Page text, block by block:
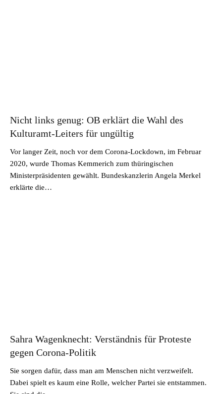
Nicht links genug: OB erklärt die Wahl des
Kulturamt-Leiters für ungültig
Vor langer Zeit, noch vor dem Corona-Lockdown, im Februar
2020, wurde Thomas Kemmerich zum thüringischen
Ministerpräsidenten gewählt. Bundeskanzlerin Angela Merkel
erklärte die…
Sahra Wagenknecht: Verständnis für Proteste
gegen Corona-Politik
Sie sorgen dafür, dass man am Menschen nicht verzweifelt.
Dabei spielt es kaum eine Rolle, welcher Partei sie entstammen.